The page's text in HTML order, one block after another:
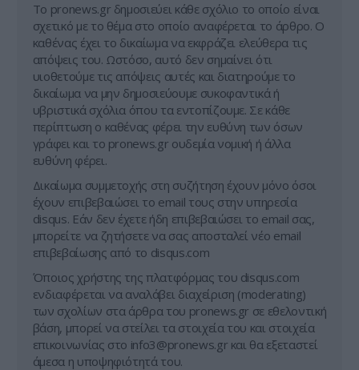
Tο pronews.gr δημοσιεύει κάθε σχόλιο το οποίο είναι
σχετικό με το θέμα στο οποίο αναφέρεται το άρθρο. Ο
καθένας έχει το δικαίωμα να εκφράζει ελεύθερα τις
απόψεις του. Ωστόσο, αυτό δεν σημαίνει ότι
υιοθετούμε τις απόψεις αυτές και διατηρούμε το
δικαίωμα να μην δημοσιεύουμε συκοφαντικά ή
υβριστικά σχόλια όπου τα εντοπίζουμε. Σε κάθε
περίπτωση ο καθένας φέρει την ευθύνη των όσων
γράφει και το pronews.gr ουδεμία νομική ή άλλα
ευθύνη φέρει.
Δικαίωμα συμμετοχής στη συζήτηση έχουν μόνο όσοι
έχουν επιβεβαιώσει το email τους στην υπηρεσία
disqus. Εάν δεν έχετε ήδη επιβεβαιώσει το email σας,
μπορείτε να ζητήσετε να σας αποσταλεί νέο email
επιβεβαίωσης από το disqus.com
Όποιος χρήστης της πλατφόρμας του disqus.com
ενδιαφέρεται να αναλάβει διαχείριση (moderating)
των σχολίων στα άρθρα του pronews.gr σε εθελοντική
βάση, μπορεί να στείλει τα στοιχεία του και στοιχεία
επικοινωνίας στο info3@pronews.gr και θα εξεταστεί
άμεσα η υποψηφιότητά του.